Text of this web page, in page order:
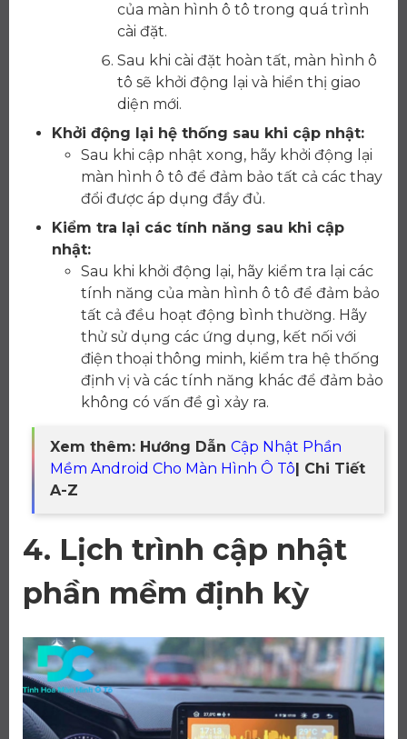
của màn hình ô tô trong quá trình
cài đặt.
Sau khi cài đặt hoàn tất, màn hình ô
tô sẽ khởi động lại và hiển thị giao
diện mới.
Khởi động lại hệ thống sau khi cập nhật:
Sau khi cập nhật xong, hãy khởi động lại
màn hình ô tô để đảm bảo tất cả các thay
đổi được áp dụng đầy đủ.
Kiểm tra lại các tính năng sau khi cập
nhật:
Sau khi khởi động lại, hãy kiểm tra lại các
tính năng của màn hình ô tô để đảm bảo
tất cả đều hoạt động bình thường. Hãy
thử sử dụng các ứng dụng, kết nối với
điện thoại thông minh, kiểm tra hệ thống
định vị và các tính năng khác để đảm bảo
không có vấn đề gì xảy ra.
Xem thêm: Hướng Dẫn Cập Nhật Phần
Mềm Android Cho Màn Hình Ô Tô | Chi Tiết
A-Z
4. Lịch trình cập nhật
phần mềm định kỳ